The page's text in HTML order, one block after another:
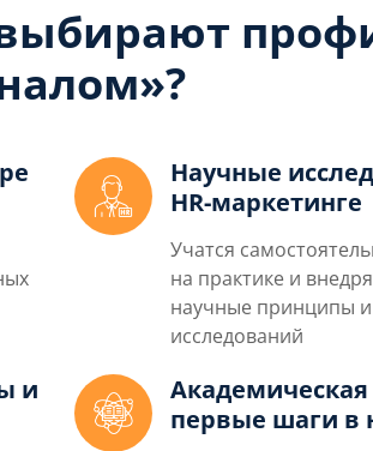
Научные
HR-маркетинге
Учатся
на практике и
научные принципы
исследований
и
первые шаги в